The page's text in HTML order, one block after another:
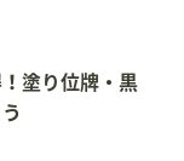
塗り位牌・黒